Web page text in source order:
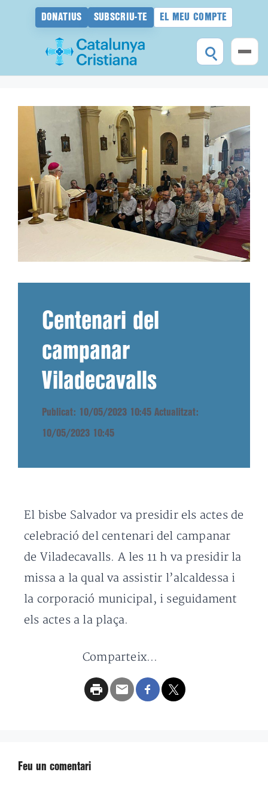
DONATIUS SUBSCRIU-TE EL MEU COMPTE
Centenari del
campanar
Viladecavalls
Publicat: 10/05/2023 10:45 Actualitzat:
10/05/2023 10:45
El bisbe Salvador va presidir els actes de
celebració del centenari del campanar
de Viladecavalls. A les 11 h va presidir la
missa a la qual va assistir l’alcaldessa i
la corporació municipal, i seguidament
els actes a la plaça.
Comparteix...
Feu un comentari